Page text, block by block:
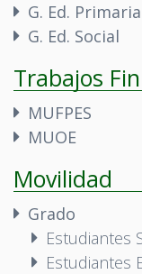
G. Ed. Primaria
G. Ed. Social
Trabajos
MUFPES
MUOE
Movilidad
Grado
Estudiantes
Estudiantes